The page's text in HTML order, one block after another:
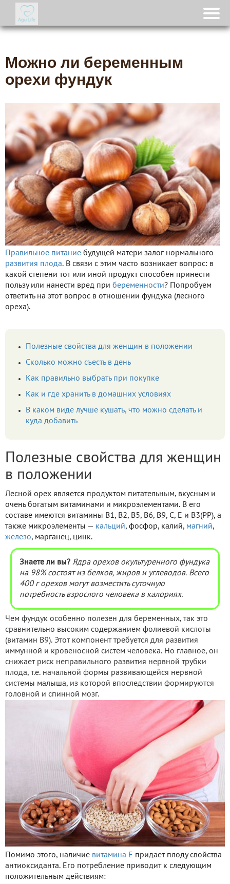
Можно ли беременным
орехи фундук
Правильное питание будущей матери залог нормального
развития плода. В связи с этим часто возникает вопрос: в
какой степени тот или иной продукт способен принести
пользу или нанести вред при беременности ? Попробуем
ответить на этот вопрос в отношении фундука (лесного
ореха).
Полезные свойства для женщин в положении
Сколько можно съесть в день
Как правильно выбрать при покупке
Как и где хранить в домашних условиях
В каком виде лучше кушать, что можно сделать и
куда добавить
Полезные свойства для женщин
в положении
Лесной орех является продуктом питательным, вкусным и
очень богатым витаминами и микроэлементами. В его
составе имеются витамины B1, B2, B5, B6, B9, С, Е и В3(РР), а
также микроэлементы — кальций, фосфор, калий, магний,
железо, марганец, цинк.
Знаете ли вы? Ядра орехов окультуренного фундука
на 98% состоят из белков, жиров и углеводов. Всего
400 г орехов могут возместить суточную
потребность взрослого человека в калориях.
Чем фундук особенно полезен для беременных, так это
сравнительно высоким содержанием фолиевой кислоты
(витамин В9). Этот компонент требуется для развития
иммунной и кровеносной систем человека. Но главное, он
снижает риск неправильного развития нервной трубки
плода, т.е. начальной формы развивающейся нервной
системы малыша, из которой впоследствии формируются
головной и спинной мозг.
Помимо этого, наличие витамина Е придает плоду свойства
антиоксиданта. Его потребление приводит к следующим
положительным действиям: